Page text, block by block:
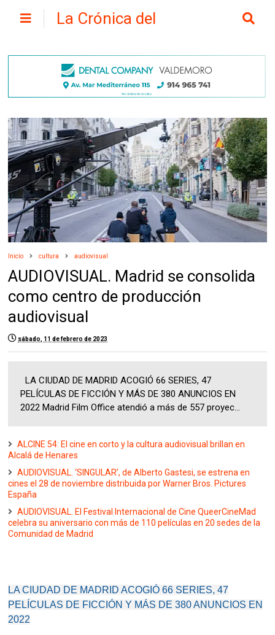
La Crónica del
Inicio cultura audiovisual
AUDIOVISUAL. Madrid se consolida
como centro de producción
audiovisual
sábado, 11 de febrero de 2023
LA CIUDAD DE MADRID ACOGIÓ 66 SERIES, 47
PELÍCULAS DE FICCIÓN Y MÁS DE 380 ANUNCIOS EN
2022 Madrid Film Office atendió a más de 557 proyec...
ALCINE 54: El cine en corto y la cultura audiovisual brillan en
Alcalá de Henares
AUDIOVISUAL. ‘SINGULAR’, de Alberto Gastesi, se estrena en
cines el 28 de noviembre distribuida por Warner Bros. Pictures
España
AUDIOVISUAL. El Festival Internacional de Cine QueerCineMad
celebra su aniversario con más de 110 películas en 20 sedes de la
Comunidad de Madrid
LA CIUDAD DE MADRID ACOGIÓ 66 SERIES, 47
PELÍCULAS DE FICCIÓN Y MÁS DE 380 ANUNCIOS EN
2022